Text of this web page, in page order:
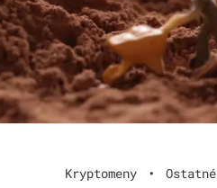
Kryptomeny • Ostatné